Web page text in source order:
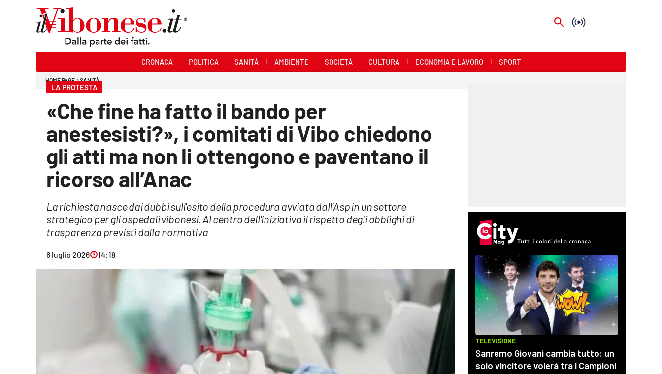
Economia e Lavoro
CRONACA POLITICA SANITÀ AMBIENTE SOCIETÀ CULTURA ECONOMIA E LAVORO SPORT
HOME PAGE SANITÀ
LA PROTESTA
«Che fine ha fatto il bando per
anestesisti?», i comitati di Vibo chiedono
gli atti ma non li ottengono e paventano il
ricorso all’Anac
La richiesta nasce dai dubbi sull'esito della procedura avviata dall'Asp in un settore
strategico per gli ospedali vibonesi. Al centro dell'iniziativa il rispetto degli obblighi di
trasparenza previsti dalla normativa
6 luglio 2026 14:18